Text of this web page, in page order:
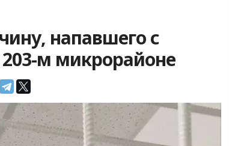
напавшего с
м микрорайоне